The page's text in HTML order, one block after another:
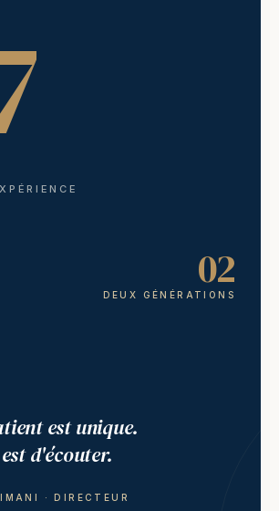
02
DEUX GÉNÉRATIONS
est unique.
d'écouter.
· DIRECTEUR